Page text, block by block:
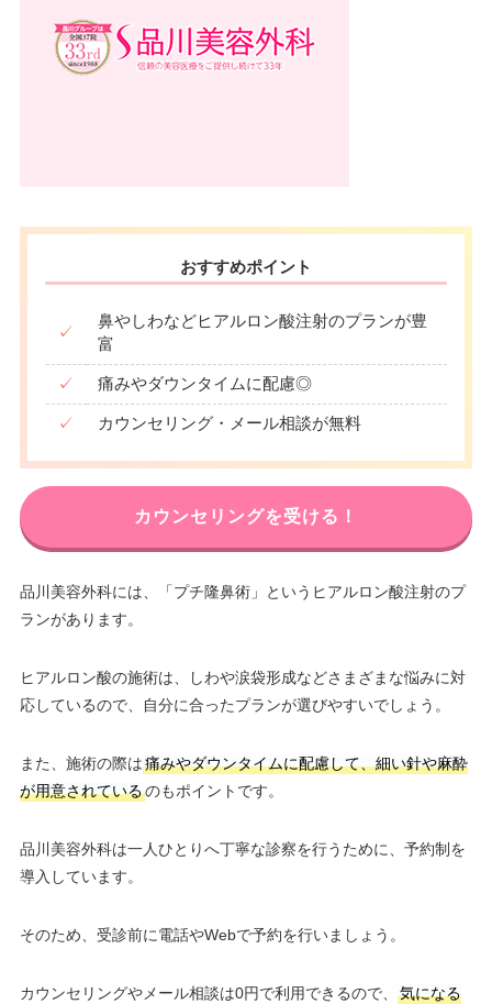
おすすめポイント
✓
鼻やしわなどヒアルロン酸注射のプランが豊
富
✓ 痛みやダウンタイムに配慮◎
✓ カウンセリング・メール相談が無料
カウンセリングを受ける！
品川美容外科には、「プチ隆鼻術」というヒアルロン酸注射のプ
ランがあります。
ヒアルロン酸の施術は、しわや涙袋形成などさまざまな悩みに対
応しているので、自分に合ったプランが選びやすいでしょう。
また、施術の際は痛みやダウンタイムに配慮して、細い針や麻酔
が用意されているのもポイントです。
品川美容外科は一人ひとりへ丁寧な診察を行うために、予約制を
導入しています。
そのため、受診前に電話やWebで予約を行いましょう。
カウンセリングやメール相談は0円で利用できるので、
気になる